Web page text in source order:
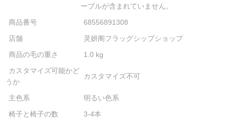
ーブルが含まれていません。
商品番号
68556891308
店舗
灵妍阁フラッグシップショップ
商品の毛の重さ
1.0 kg
カスタマイズ可能かど
うか
カスタマイズ不可
主色系
明るい色系
椅子と椅子の数
3-4本